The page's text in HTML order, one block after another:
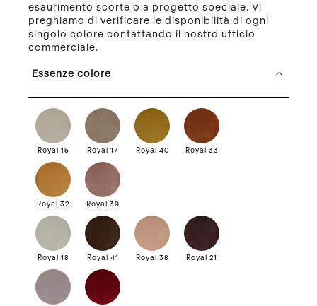
esaurimento scorte o a progetto speciale. Vi
preghiamo di verificare le disponibilità di ogni
singolo colore contattando il nostro ufficio
commerciale.
Essenze colore
Royal 15 Royal 17 Royal 40 Royal 33
Royal 32 Royal 39
Royal 18 Royal 41 Royal 38 Royal 21